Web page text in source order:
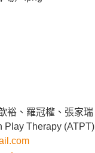
裕、羅冠權、張家瑞
Play Therapy (ATPT)